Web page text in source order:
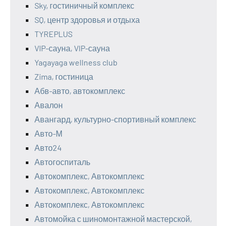
Sky, гостиничный комплекс
SQ, центр здоровья и отдыха
TYREPLUS
VIP-сауна, VIP-сауна
Yagayaga wellness club
Zima, гостиница
Абв-авто, автокомплекс
Авалон
Авангард, культурно-спортивный комплекс
Авто-М
Авто24
Автогоспиталь
Автокомплекс, Автокомплекс
Автокомплекс, Автокомплекс
Автокомплекс, Автокомплекс
Автомойка с шиномонтажной мастерской,